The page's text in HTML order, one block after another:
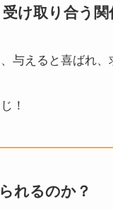
け取り合う関
与えると喜ばれ、
！
れるのか？